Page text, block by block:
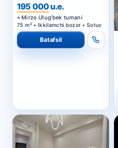
195 000 u.e.
Mirzo Ulug‘bek tumani
75 m² • Ikkilamchi bozor • Sotuv
Batafsil